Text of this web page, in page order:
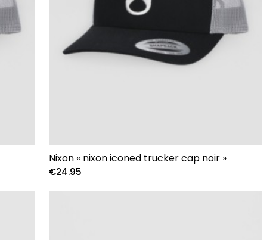
Nixon « nixon iconed trucker cap noir »
€24.95